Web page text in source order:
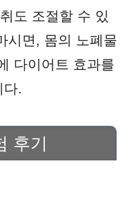
도 조절할 수 있
시면, 몸의 노폐물
다이어트 효과를
다.
후기